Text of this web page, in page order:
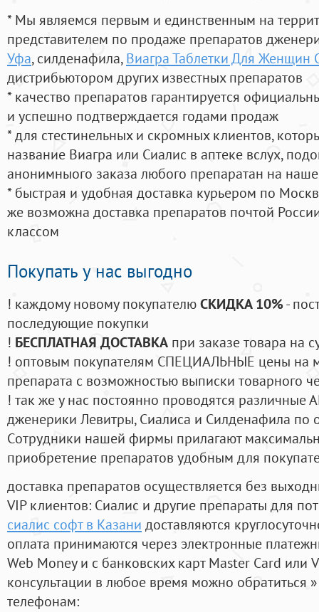
* Мы являемся первым и единственным на
представителем по продаже препаратов
Уфа, силденафила, Виагра Таблетки Для Женщин
дистрибьютором других известных препаратов
* качество препаратов гарантируется
и успешно подтверждается годами продаж
* для стестинельных и скромных клиентов,
название Виагра или Сиалис в аптеке вслух,
анонимныого заказа любого препаратан на
* быстрая и удобная доставка курьером по
же возможна доставка препаратов почтой
классом
Покупать у нас выгодно
! каждому новому покупателюСКИДКА 10%-
последующие покупки
! БЕСПЛАТНАЯ ДОСТАВКА при заказе товара на
! оптовым покупателям СПЕЦИАЛЬНЫЕ цены на
препарата с возможностью выписки товарного
! так же у нас постоянно проводятся
дженерики Левитры, Сиалиса и Силденафила по
Cотрудники нашей фирмы прилагают
приобретение препаратов удобным для
доставка препаратов осуществляется без
VIP клиентов: Сиалис и другие препараты для
сиалис софт в Казани доставляются
оплата принимаются через электронные
Web Money и с банковских карт Master Card или
консультации в любое время можно обратиться
телефонам: